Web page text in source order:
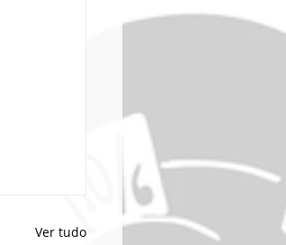
Ver tudo